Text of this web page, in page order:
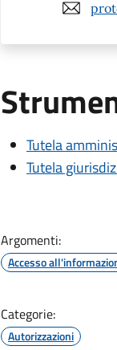
Tutela
Tutela
Argomenti:
Accesso
Categorie:
Autorizzazioni